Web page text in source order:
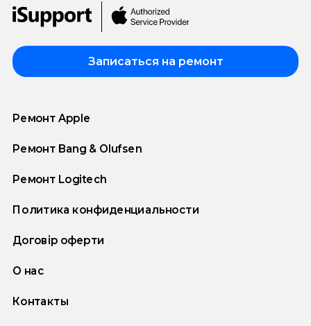
Записаться на ремонт
Ремонт Apple
Ремонт Bang & Olufsen
Ремонт Logitech
Политика конфиденциальности
Договір оферти
О нас
Контакты